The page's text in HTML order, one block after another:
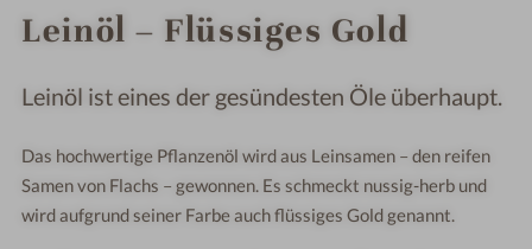
Leinöl – Flüssiges Gold
Leinöl ist eines der gesündesten Öle überhaupt.
Das hochwertige Pflanzenöl wird aus Leinsamen – den reifen
Samen von Flachs – gewonnen. Es schmeckt nussig-herb und
wird aufgrund seiner Farbe auch flüssiges Gold genannt.